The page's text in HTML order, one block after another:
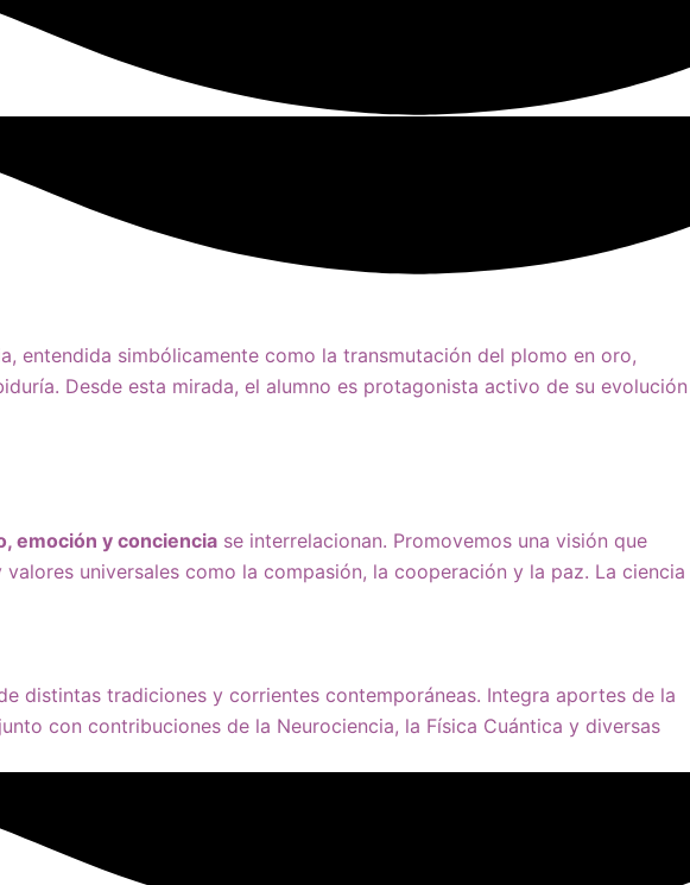
entendida simbólicamente como la transmutación del plomo en oro,
Desde esta mirada, el alumno es protagonista activo de su evolución
emoción y conciencia se interrelacionan. Promovemos una visión que
universales como la compasión, la cooperación y la paz. La ciencia
distintas tradiciones y corrientes contemporáneas. Integra aportes de la
con contribuciones de la Neurociencia, la Física Cuántica y diversas